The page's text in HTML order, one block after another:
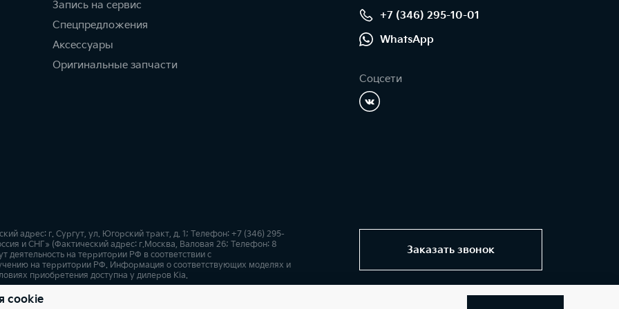
Запись на сервис
Спецпредложения
Аксессуары
Оригинальные запчасти
+7 (346) 295-10-01
WhatsApp
Соцсети
Заказать звонок
адрес: г. Сургут, ул. Югорский тракт, д. 1; Телефон: +7 (346) 295-
и СНГ» (Фактический адрес: г.Москва, Валовая 26; Телефон: 8
на территории РФ в соответствии с
на территории РФ. Информация о соответствующих моделях и
приобретения доступна у дилеров Kia.
Карта сайта
cookie